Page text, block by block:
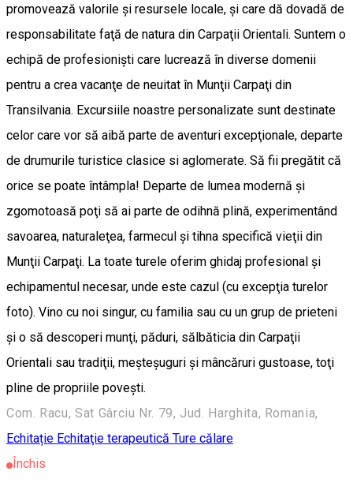
promovează valorile şi resursele locale, şi care dă dovadă de
responsabilitate faţă de natura din Carpaţii Orientali. Suntem o
echipă de profesionişti care lucrează în diverse domenii
pentru a crea vacanţe de neuitat în Munţii Carpaţi din
Transilvania. Excursiile noastre personalizate sunt destinate
celor care vor să aibă parte de aventuri excepţionale, departe
de drumurile turistice clasice si aglomerate. Să fii pregătit că
orice se poate întâmpla! Departe de lumea modernă şi
zgomotoasă poţi să ai parte de odihnă plină, experimentând
savoarea, naturaleţea, farmecul şi tihna specifică vieţii din
Munţii Carpaţi. La toate turele oferim ghidaj profesional şi
echipamentul necesar, unde este cazul (cu excepţia turelor
foto). Vino cu noi singur, cu familia sau cu un grup de prieteni
şi o să descoperi munţi, păduri, sălbăticia din Carpaţii
Orientali sau tradiţii, meşteşuguri şi mâncăruri gustoase, toţi
pline de propriile poveşti.
Com. Racu, Sat Gârciu Nr. 79, Jud. Harghita, Romania,
Echitație Echitaţie terapeutică Ture călare
Închis